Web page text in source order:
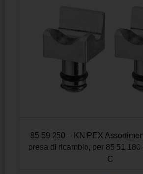
85 59 250 – KNIPEX
presa di ricambio, per 85 51 180
C